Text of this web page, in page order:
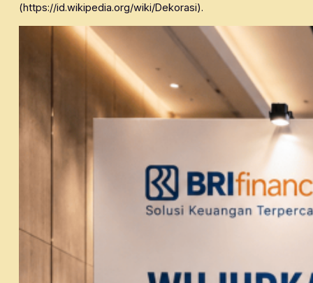
(https://id.wikipedia.org/wiki/Dekorasi).